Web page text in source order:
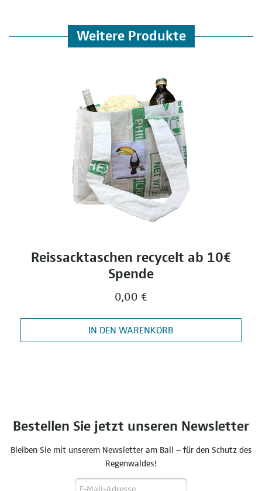
Weitere Produkte
Reissacktaschen recycelt ab 10€
Spende
0,00 €
IN DEN WARENKORB
Bestellen Sie jetzt unseren Newsletter
Bleiben Sie mit unserem Newsletter am Ball – für den Schutz des
Regenwaldes!